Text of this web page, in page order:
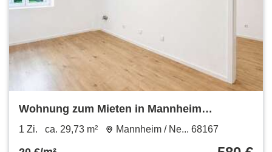
Wohnung zum Mieten in Mannheim
Neckarstadt-Ost 580 € 29.73 m²
1 Zi. ca. 29,73 m² Mannheim / Ne... 68167